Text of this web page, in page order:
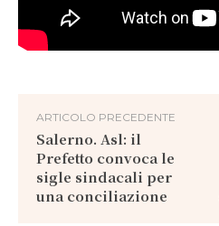
ARTICOLO PRECEDENTE
Salerno. Asl: il
Prefetto convoca le
sigle sindacali per
una conciliazione